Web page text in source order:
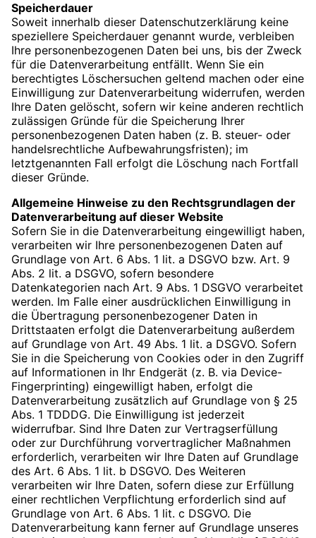
Speicherdauer
Soweit innerhalb dieser Datenschutzerklärung keine
speziellere Speicherdauer genannt wurde, verbleiben
Ihre personenbezogenen Daten bei uns, bis der Zweck
für die Datenverarbeitung entfällt. Wenn Sie ein
berechtigtes Löschersuchen geltend machen oder eine
Einwilligung zur Datenverarbeitung widerrufen, werden
Ihre Daten gelöscht, sofern wir keine anderen rechtlich
zulässigen Gründe für die Speicherung Ihrer
personenbezogenen Daten haben (z. B. steuer- oder
handelsrechtliche Aufbewahrungsfristen); im
letztgenannten Fall erfolgt die Löschung nach Fortfall
dieser Gründe.
Allgemeine Hinweise zu den Rechtsgrundlagen der
Datenverarbeitung auf dieser Website
Sofern Sie in die Datenverarbeitung eingewilligt haben,
verarbeiten wir Ihre personenbezogenen Daten auf
Grundlage von Art. 6 Abs. 1 lit. a DSGVO bzw. Art. 9
Abs. 2 lit. a DSGVO, sofern besondere
Datenkategorien nach Art. 9 Abs. 1 DSGVO verarbeitet
werden. Im Falle einer ausdrücklichen Einwilligung in
die Übertragung personenbezogener Daten in
Drittstaaten erfolgt die Datenverarbeitung außerdem
auf Grundlage von Art. 49 Abs. 1 lit. a DSGVO. Sofern
Sie in die Speicherung von Cookies oder in den Zugriff
auf Informationen in Ihr Endgerät (z. B. via Device-
Fingerprinting) eingewilligt haben, erfolgt die
Datenverarbeitung zusätzlich auf Grundlage von § 25
Abs. 1 TDDDG. Die Einwilligung ist jederzeit
widerrufbar. Sind Ihre Daten zur Vertragserfüllung
oder zur Durchführung vorvertraglicher Maßnahmen
erforderlich, verarbeiten wir Ihre Daten auf Grundlage
des Art. 6 Abs. 1 lit. b DSGVO. Des Weiteren
verarbeiten wir Ihre Daten, sofern diese zur Erfüllung
einer rechtlichen Verpflichtung erforderlich sind auf
Grundlage von Art. 6 Abs. 1 lit. c DSGVO. Die
Datenverarbeitung kann ferner auf Grundlage unseres